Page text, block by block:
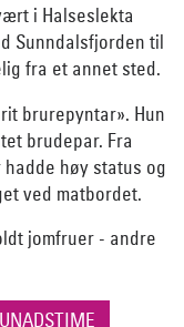
i Halseslekta
Sunndalsfjorden til
fra et annet sted.
brurepyntar». Hun
brudepar. Fra
høy status og
ved matbordet.
jomfruer - andre